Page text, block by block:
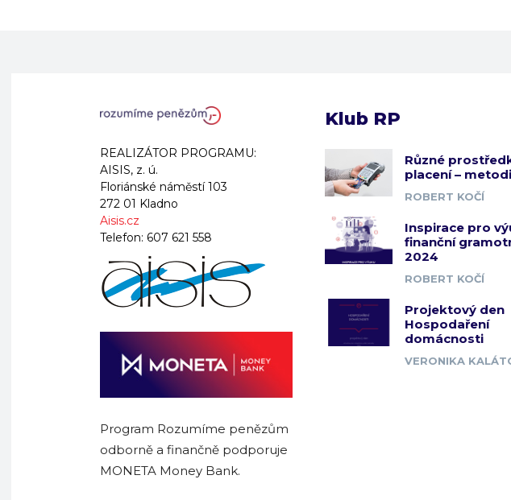
REALIZÁTOR PROGRAMU:
AISIS, z. ú.
Floriánské náměstí 103
272 01 Kladno
Aisis.cz
Telefon: 607 621 558
Program Rozumíme penězům
odborně a finančně podporuje
MONETA Money Bank.
Klub RP
Různé
placení –
ROBERT KOČÍ
Inspirace pro
finanční
2024
ROBERT KOČÍ
Projektový den
Hospodaření
domácnosti
VERONIKA